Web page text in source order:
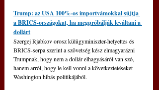
Trump: az USA 100%-os importvámokkal sújtja
a BRICS-országokat, ha megpróbálják leváltani a
dollárt
Szergej Rjabkov orosz külügyminiszter-helyettes és
BRICS-serpa szerint a szövetség kész elmagyarázni
Trumpnak, hogy nem a dollár elhagyásáról van szó,
hanem arról, hogy le kell vonni a következtetéseket
Washington hibás politikájából.